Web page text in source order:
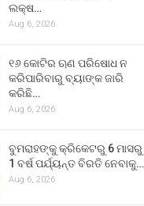
ଲକ୍ଷ…
Aug 6, 2026
୧୬ କୋଟିର ଋଣ ପରିଷୋଧ ନ
କରିପାରିବାରୁ ବ୍ୟାଙ୍କ ଜାରି
କରିଛି…
Aug 6, 2026
ବୁମରାହଙ୍କୁ କ୍ରିକେଟରୁ 6 ମାସରୁ
1 ବର୍ଷ ପର୍ଯ୍ୟନ୍ତ ବିରତି ନେବାକୁ…
Aug 6, 2026